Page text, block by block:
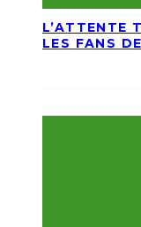
L’ATTENTE
LES FANS